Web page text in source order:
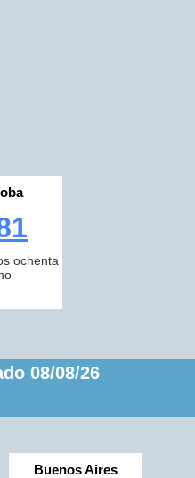
ochenta
08/08/26
Buenos Aires